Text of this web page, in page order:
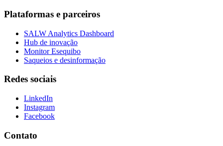
Plataformas e parceiros
SALW Analytics Dashboard
Hub de inovação
Monitor Esequibo
Saqueios e desinformação
Redes sociais
LinkedIn
Instagram
Facebook
Contato